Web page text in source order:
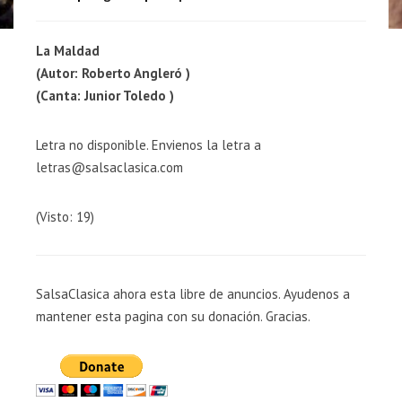
La Maldad
(Autor: Roberto Angleró )
(Canta: Junior Toledo )
Letra no disponible. Envienos la letra a
letras@salsaclasica.com
(Visto: 19)
SalsaClasica ahora esta libre de anuncios. Ayudenos a
mantener esta pagina con su donación. Gracias.